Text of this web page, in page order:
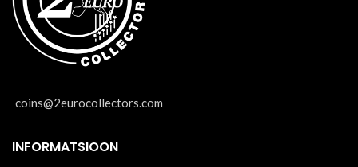
coins@2eurocollectors.com
INFORMATSIOON